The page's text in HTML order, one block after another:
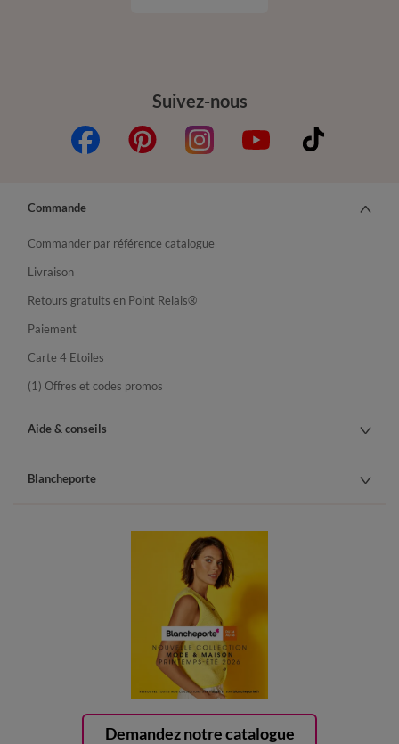
Suivez-nous
Demandez notre catalogue
Commande
Commander par référence catalogue
Livraison
Retours gratuits en Point Relais®
Paiement
Carte 4 Etoiles
(1) Offres et codes promos
Aide & conseils
Blancheporte